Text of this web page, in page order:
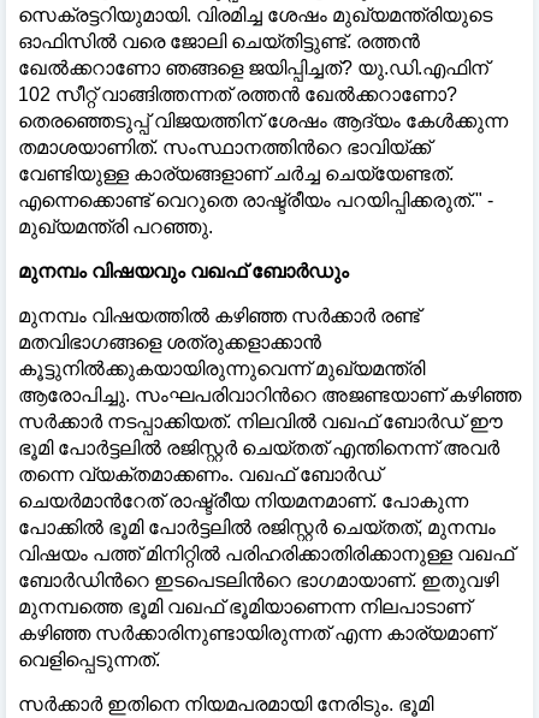
സെക്രട്ടറിയുമായി. വിരമിച്ച ശേഷം മുഖ്യമന്ത്രിയുടെ
ഓഫിസിൽ വരെ ജോലി ചെയ്തിട്ടുണ്ട്. രത്തൻ
ഖേൽക്കറാണോ ഞങ്ങളെ ജയിപ്പിച്ചത്? യു.ഡി.എഫിന്
102 സീറ്റ് വാങ്ങിത്തന്നത് രത്തൻ ഖേൽക്കറാണോ?
തെരഞ്ഞെടുപ്പ് വിജയത്തിന് ശേഷം ആദ്യം കേൾക്കുന്ന
തമാശയാണിത്. സംസ്ഥാനത്തിന്‍റെ ഭാവിയ്ക്ക്
വേണ്ടിയുള്ള കാര്യങ്ങളാണ് ചർച്ച ചെയ്യേണ്ടത്.
എന്നെക്കൊണ്ട് വെറുതെ രാഷ്ട്രീയം പറയിപ്പിക്കരുത്." -
മുഖ്യമന്ത്രി പറഞ്ഞു.
​മുനമ്പം വിഷയവും വഖഫ് ബോർഡും
​മുനമ്പം വിഷയത്തിൽ കഴിഞ്ഞ സർക്കാർ രണ്ട്
മതവിഭാഗങ്ങളെ ശത്രുക്കളാക്കാൻ
കൂട്ടുനിൽക്കുകയായിരുന്നുവെന്ന് മുഖ്യമന്ത്രി
ആരോപിച്ചു. സംഘപരിവാറിന്‍റെ അജണ്ടയാണ് കഴിഞ്ഞ
സർക്കാർ നടപ്പാക്കിയത്. നിലവിൽ വഖഫ് ബോർഡ് ഈ
ഭൂമി പോർട്ടലിൽ രജിസ്റ്റർ ചെയ്തത് എന്തിനെന്ന് അവർ
തന്നെ വ്യക്തമാക്കണം. വഖഫ് ബോർഡ്
ചെയർമാന്‍റേത് രാഷ്ട്രീയ നിയമനമാണ്. പോകുന്ന
പോക്കിൽ ഭൂമി പോർട്ടലിൽ രജിസ്റ്റർ ചെയ്തത്, മുനമ്പം
വിഷയം പത്ത് മിനിറ്റിൽ പരിഹരിക്കാതിരിക്കാനുള്ള വഖഫ്
ബോർഡിന്‍റെ ഇടപെടലിന്‍റെ ഭാഗമായാണ്. ഇതുവഴി
മുനമ്പത്തെ ഭൂമി വഖഫ് ഭൂമിയാണെന്ന നിലപാടാണ്
കഴിഞ്ഞ സർക്കാരിനുണ്ടായിരുന്നത് എന്ന കാര്യമാണ്
വെളിപ്പെടുന്നത്.
​സർക്കാർ ഇതിനെ നിയമപരമായി നേരിടും. ഭൂമി